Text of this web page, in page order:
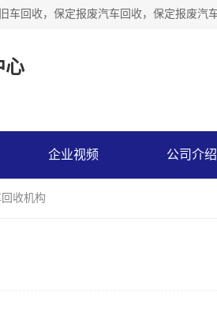
心
企业视频 公司介绍
收机构